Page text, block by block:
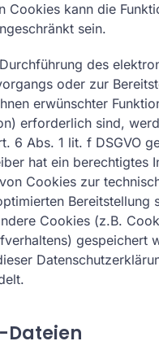
Cookies kann die
sein.
des
oder zur
erwünschter
erforderlich sind,
6 Abs. 1 lit. f DSGVO
hat ein berechtigtes
Cookies zur
Bereitstellung
Cookies (z.B.
gespeichert
Dateien